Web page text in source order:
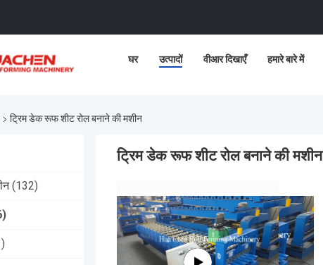
घर उत्पादों वीआर दिखाएँ हमारे बारे में
ट्रिम डेक रूफ शीट रोल बनाने की मशीन
(132)
ट्रिम डेक रूफ शीट रोल बनाने की मशीन